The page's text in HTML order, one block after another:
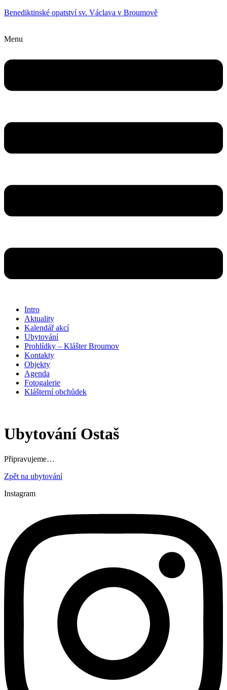
Benediktinské opatství sv. Václava v Broumově
Menu
Intro
Aktuality
Kalendář akcí
Ubytování
Prohlídky – Klášter Broumov
Kontakty
Objekty
Agenda
Fotogalerie
Klášterní obchůdek
Ubytování Ostaš
Připravujeme…
Zpět na ubytování
Instagram